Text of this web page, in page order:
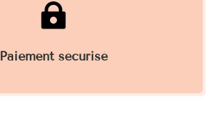

Paiement sécurisé